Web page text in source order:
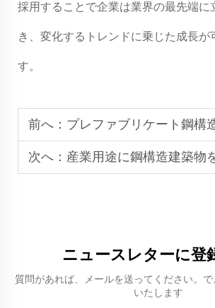
採用することで企業は業界の最先端に
き、変化するトレンドに乗じた成長が
す。
前へ： プレファブリケート鋼構造が建設にも
次へ： 産業用途に鋼構造建築物を採用
ニュースレターに登
質問があれば、メールを送ってください。
いたします